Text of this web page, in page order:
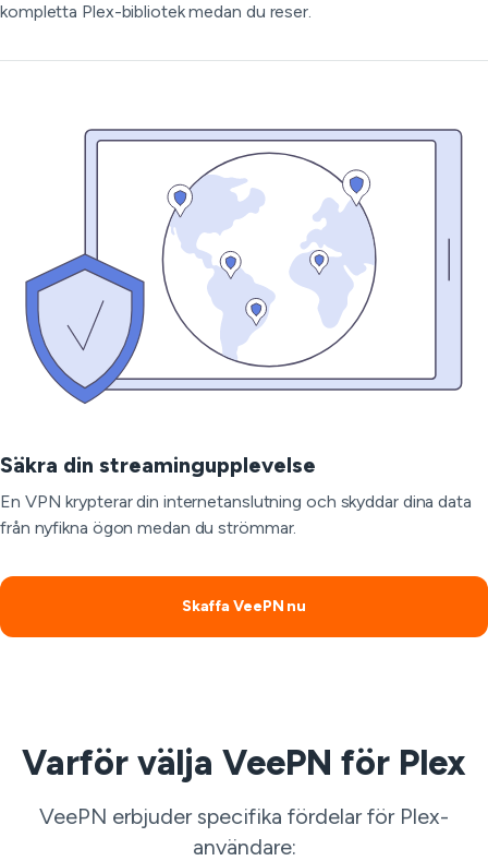
kompletta Plex-bibliotek medan du reser.
Säkra din streamingupplevelse
En VPN krypterar din internetanslutning och skyddar dina data
från nyfikna ögon medan du strömmar.
Skaffa VeePN nu
Varför välja VeePN för Plex
VeePN erbjuder specifika fördelar för Plex-
användare: